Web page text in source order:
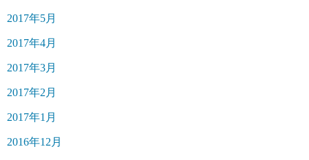
2017年5月
2017年4月
2017年3月
2017年2月
2017年1月
2016年12月